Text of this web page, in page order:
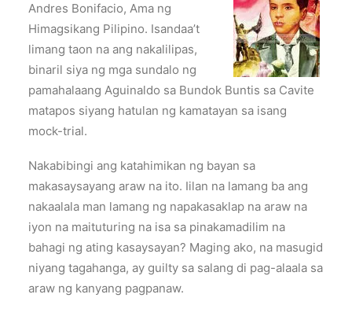
Andres Bonifacio, Ama ng
Himagsikang Pilipino. Isandaa’t
limang taon na ang nakalilipas,
binaril siya ng mga sundalo ng
pamahalaang Aguinaldo sa Bundok Buntis sa Cavite
matapos siyang hatulan ng kamatayan sa isang
mock-trial.
Nakabibingi ang katahimikan ng bayan sa
makasaysayang araw na ito. Iilan na lamang ba ang
nakaalala man lamang ng napakasaklap na araw na
iyon na maituturing na isa sa pinakamadilim na
bahagi ng ating kasaysayan? Maging ako, na masugid
niyang tagahanga, ay guilty sa salang di pag-alaala sa
araw ng kanyang pagpanaw.